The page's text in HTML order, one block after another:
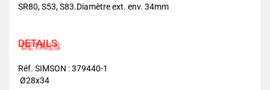
SR80, S53, S83.Diamètre ext. env. 34mm
DETAILS
Réf. SIMSON : 379440-1
Ø28x34